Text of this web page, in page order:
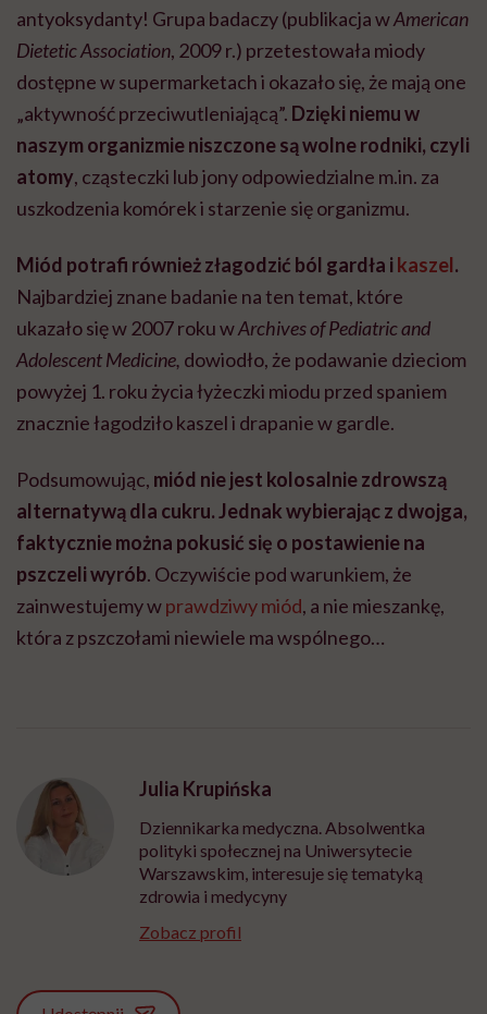
antyoksydanty! Grupa badaczy (publikacja wAmerican
Dietetic Association, 2009 r.) przetestowała miody
dostępne w supermarketach i okazało się, że mają one
„aktywność przeciwutleniającą”. Dzięki niemu w
naszym organizmie niszczone są wolne rodniki, czyli
atomy, cząsteczki lub jony odpowiedzialne m.in. za
uszkodzenia komórek i starzenie się organizmu.
Miód potrafi również złagodzić ból gardła i kaszel.
Najbardziej znane badanie na ten temat, które
ukazało się w 2007 roku wArchives of Pediatric and
Adolescent Medicine, dowiodło, że podawanie dzieciom
powyżej 1. roku życia łyżeczki miodu przed spaniem
znacznie łagodziło kaszel i drapanie w gardle.
Podsumowując, miód nie jest kolosalnie zdrowszą
alternatywą dla cukru. Jednak wybierając z dwojga,
faktycznie można pokusić się o postawienie na
pszczeli wyrób. Oczywiście pod warunkiem, że
zainwestujemy wprawdziwy miód, a nie mieszankę,
która z pszczołami niewiele ma wspólnego…
Julia Krupińska
Dziennikarka medyczna. Absolwentka
polityki społecznej na Uniwersytecie
Warszawskim, interesuje się tematyką
zdrowia i medycyny
Zobacz profil